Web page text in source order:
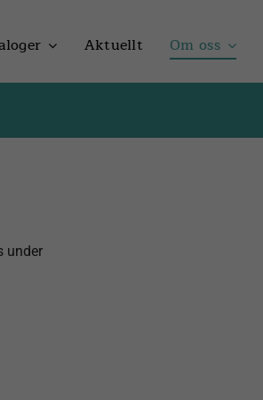
Aktuellt Om oss
under